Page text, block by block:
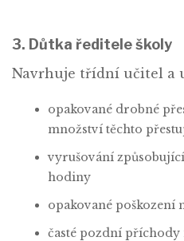
3. Důtka ředitele školy
Navrhuje třídní učitel a
opakované drobné
množství těchto
vyrušování
hodiny
opakované poškození
časté pozdní příchody